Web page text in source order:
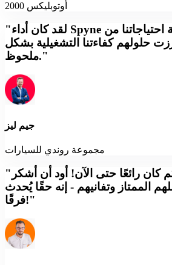
أوتوبليكس 2000
"لقد كان أداء Spyne رائعًا في تلبية احتياجاتنا من
حلولهم كفاءتنا التشغيلية بشكل
ملحوظ."
جيم ليز
مجموعة روندي للسيارات
"كل شيء مع منتجكم كان رائعًا حتى الآن! أود أن أشكر
الممتاز وتفانيهم - إنه حقًا يُحدث
فرقًا!"